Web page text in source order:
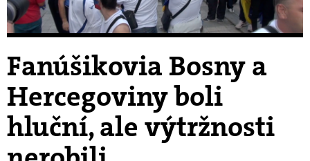
Video
Fanúšikovia Bosny a
Hercegoviny boli
hluční, ale výtržnosti